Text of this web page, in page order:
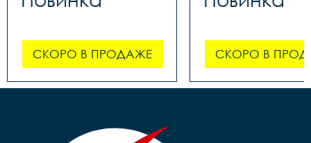
СКОРО В ПРОДАЖЕ СКОРО В